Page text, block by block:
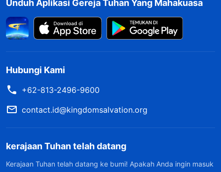
Unduh Aplikasi Gereja Tuhan Yang Mahakuasa
Hubungi Kami
+62-813-2496-9600
contact.id@kingdomsalvation.org
kerajaan Tuhan telah datang
Kerajaan Tuhan telah datang ke bumi! Apakah Anda ingin masuk